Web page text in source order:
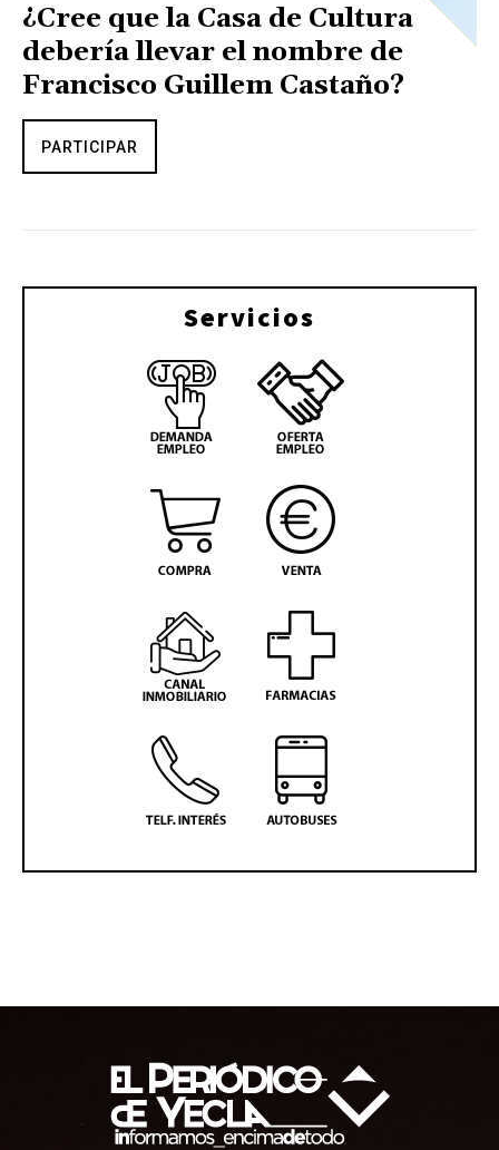
¿Cree que la Casa de Cultura
debería llevar el nombre de
Francisco Guillem Castaño?
PARTICIPAR
Servicios